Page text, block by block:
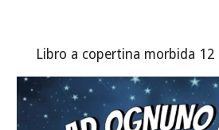
Libro a copertina morbida 12